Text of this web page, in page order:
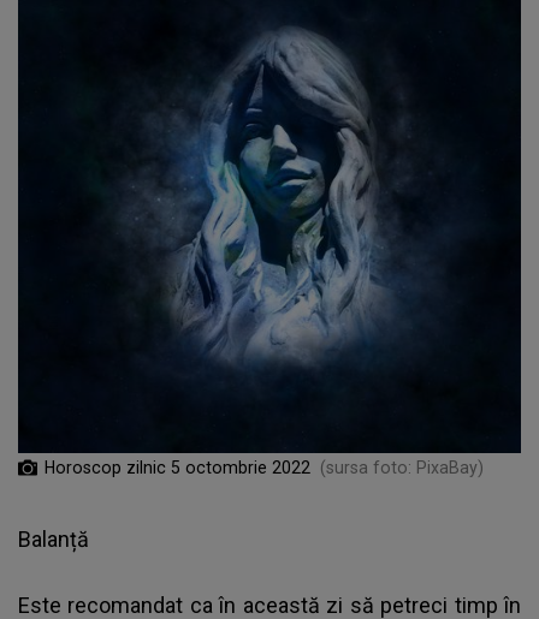
Horoscop zilnic 5 octombrie 2022 (sursa foto: PixaBay)
Balanță
Este recomandat ca în această zi să petreci timp în